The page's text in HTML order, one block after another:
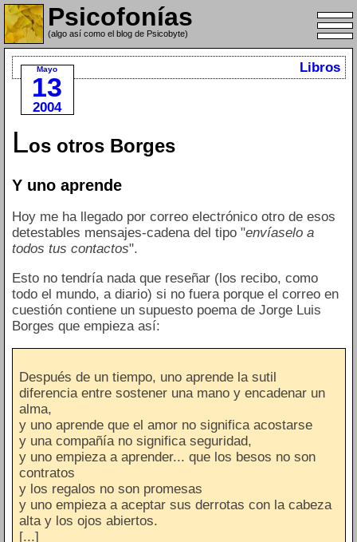
Psicofonías
(algo así como el blog de Psicobyte)
Mayo
13
2004
Libros
Los otros Borges
Y uno aprende
Hoy me ha llegado por correo electrónico otro de esos
detestables mensajes-cadena del tipo "envíaselo a
todos tus contactos".
Esto no tendría nada que reseñar (los recibo, como
todo el mundo, a diario) si no fuera porque el correo en
cuestión contiene un supuesto poema de Jorge Luis
Borges que empieza así:
Después de un tiempo, uno aprende la sutil
diferencia entre sostener una mano y encadenar un
alma,
y uno aprende que el amor no significa acostarse
y una compañía no significa seguridad,
y uno empieza a aprender... que los besos no son
contratos
y los regalos no son promesas
y uno empieza a aceptar sus derrotas con la cabeza
alta y los ojos abiertos.
[...]